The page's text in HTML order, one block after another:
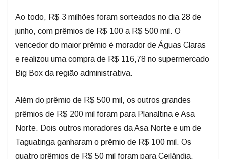
Ao todo, R$ 3 milhões foram sorteados no dia 28 de
junho, com prêmios de R$ 100 a R$ 500 mil. O
vencedor do maior prêmio é morador de Águas Claras
e realizou uma compra de R$ 116,78 no supermercado
Big Box da região administrativa.
Além do prêmio de R$ 500 mil, os outros grandes
prêmios de R$ 200 mil foram para Planaltina e Asa
Norte. Dois outros moradores da Asa Norte e um de
Taguatinga ganharam o prêmio de R$ 100 mil. Os
quatro prêmios de R$ 50 mil foram para Ceilândia,